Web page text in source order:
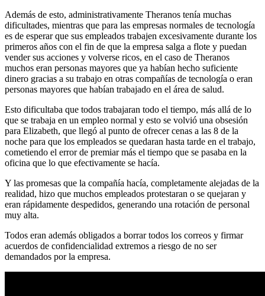
Además de esto, administrativamente Theranos tenía muchas
dificultades, mientras que para las empresas normales de tecnología
es de esperar que sus empleados trabajen excesivamente durante los
primeros años con el fin de que la empresa salga a flote y puedan
vender sus acciones y volverse ricos, en el caso de Theranos
muchos eran personas mayores que ya habían hecho suficiente
dinero gracias a su trabajo en otras compañías de tecnología o eran
personas mayores que habían trabajado en el área de salud.
Esto dificultaba que todos trabajaran todo el tiempo, más allá de lo
que se trabaja en un empleo normal y esto se volvió una obsesión
para Elizabeth, que llegó al punto de ofrecer cenas a las 8 de la
noche para que los empleados se quedaran hasta tarde en el trabajo,
cometiendo el error de premiar más el tiempo que se pasaba en la
oficina que lo que efectivamente se hacía.
Y las promesas que la compañía hacía, completamente alejadas de la
realidad, hizo que muchos empleados protestaran o se quejaran y
eran rápidamente despedidos, generando una rotación de personal
muy alta.
Todos eran además obligados a borrar todos los correos y firmar
acuerdos de confidencialidad extremos a riesgo de no ser
demandados por la empresa.